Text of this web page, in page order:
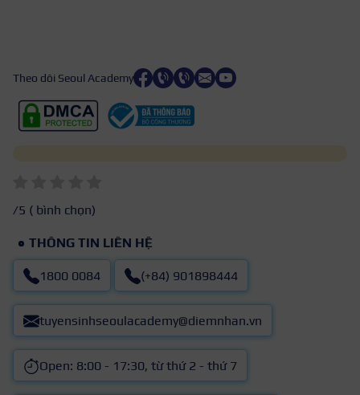
Theo dõi Seoul Academy
/5 ( bình chọn)
THÔNG TIN LIÊN HỆ
1800 0084 (+84) 901898444
tuyensinhseoulacademy@diemnhan.vn
Open: 8:00 - 17:30, từ thứ 2 - thứ 7